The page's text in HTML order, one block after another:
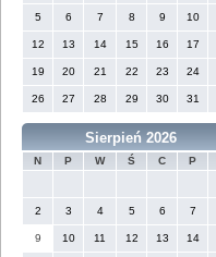
5 6 7 8 9 10
12 13 14 15 16 17
19 20 21 22 23 24
26 27 28 29 30 31
Sierpień 2026
N P W Ś C P
2 3 4 5 6 7
9 10 11 12 13 14